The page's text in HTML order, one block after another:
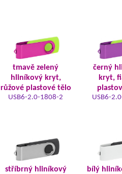
tmavě zelený
hliníkový kryt,
růžové plastové tělo
USB6-2.0-1808-2
černý
kryt,
USB6-
stříbrný hliníkový
bílý